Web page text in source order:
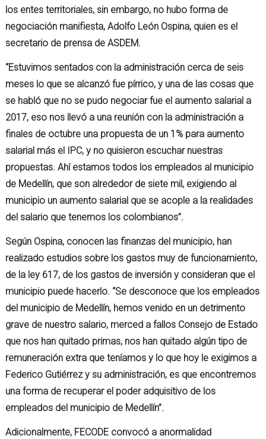
los entes territoriales, sin embargo, no hubo forma de
negociación manifiesta, Adolfo León Ospina, quien es el
secretario de prensa de ASDEM.
“Estuvimos sentados con la administración cerca de seis
meses lo que se alcanzó fue pírrico, y una de las cosas que
se habló que no se pudo negociar fue el aumento salarial a
2017, eso nos llevó a una reunión con la administración a
finales de octubre una propuesta de un 1% para aumento
salarial más el IPC, y no quisieron escuchar nuestras
propuestas. Ahí estamos todos los empleados al municipio
de Medellín, que son alrededor de siete mil, exigiendo al
municipio un aumento salarial que se acople a la realidades
del salario que tenemos los colombianos”.
Según Ospina, conocen las finanzas del municipio, han
realizado estudios sobre los gastos muy de funcionamiento,
de la ley 617, de los gastos de inversión y consideran que el
municipio puede hacerlo. “Se desconoce que los empleados
del municipio de Medellín, hemos venido en un detrimento
grave de nuestro salario, merced a fallos Consejo de Estado
que nos han quitado primas, nos han quitado algún tipo de
remuneración extra que teníamos y lo que hoy le exigimos a
Federico Gutiérrez y su administración, es que encontremos
una forma de recuperar el poder adquisitivo de los
empleados del municipio de Medellín”.
Adicionalmente, FECODE convocó a anormalidad